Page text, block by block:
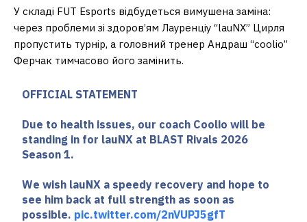
У складі FUT Esports відбудеться вимушена заміна:
через проблеми зі здоров’ям Лауренціу “lauNX” Цирля
пропустить турнір, а головний тренер Андраш “coolio”
Ферчак тимчасово його замінить.
OFFICIAL STATEMENT
Due to health issues, our coach Coolio will be
standing in for lauNX at BLAST Rivals 2026
Season 1.
We wish lauNX a speedy recovery and hope to
see him back at full strength as soon as
possible. pic.twitter.com/2nVUPJ5gfT